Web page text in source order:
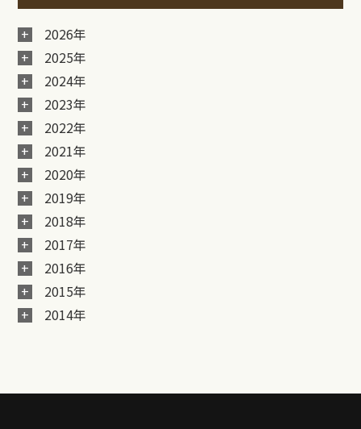
2026年
2025年
2024年
2023年
2022年
2021年
2020年
2019年
2018年
2017年
2016年
2015年
2014年